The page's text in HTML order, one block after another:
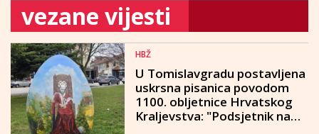
vezane vijesti
HBŽ
U Tomislavgradu postavljena
uskrsna pisanica povodom
1100. obljetnice Hrvatskog
Kraljevstva: "Podsjetnik na